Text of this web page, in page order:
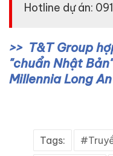
Hotline dự án:
T&T Group
"chuẩn Nhật
Millennia Long An
Tags: